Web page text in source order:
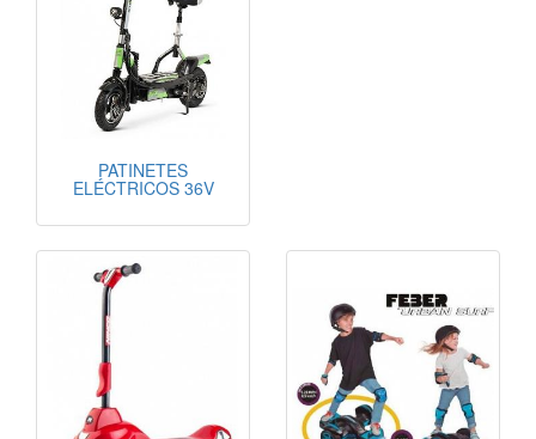
PATINETES
ELÉCTRICOS 36V